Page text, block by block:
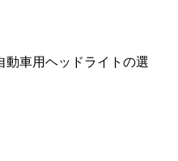
動車用ヘッドライトの選